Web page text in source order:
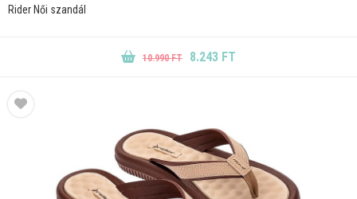
Rider Női szandál
10.990 FT 8.243 FT